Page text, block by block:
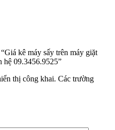
kê máy sấy trên máy giặt
hệ 09.3456.9525”
thị công khai. Các trường